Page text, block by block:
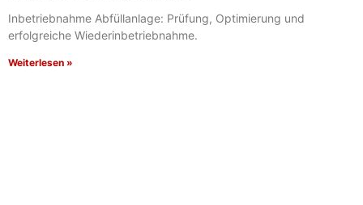
Inbetriebnahme Abfüllanlage: Prüfung, Optimierung und
erfolgreiche Wiederinbetriebnahme.
Weiterlesen »